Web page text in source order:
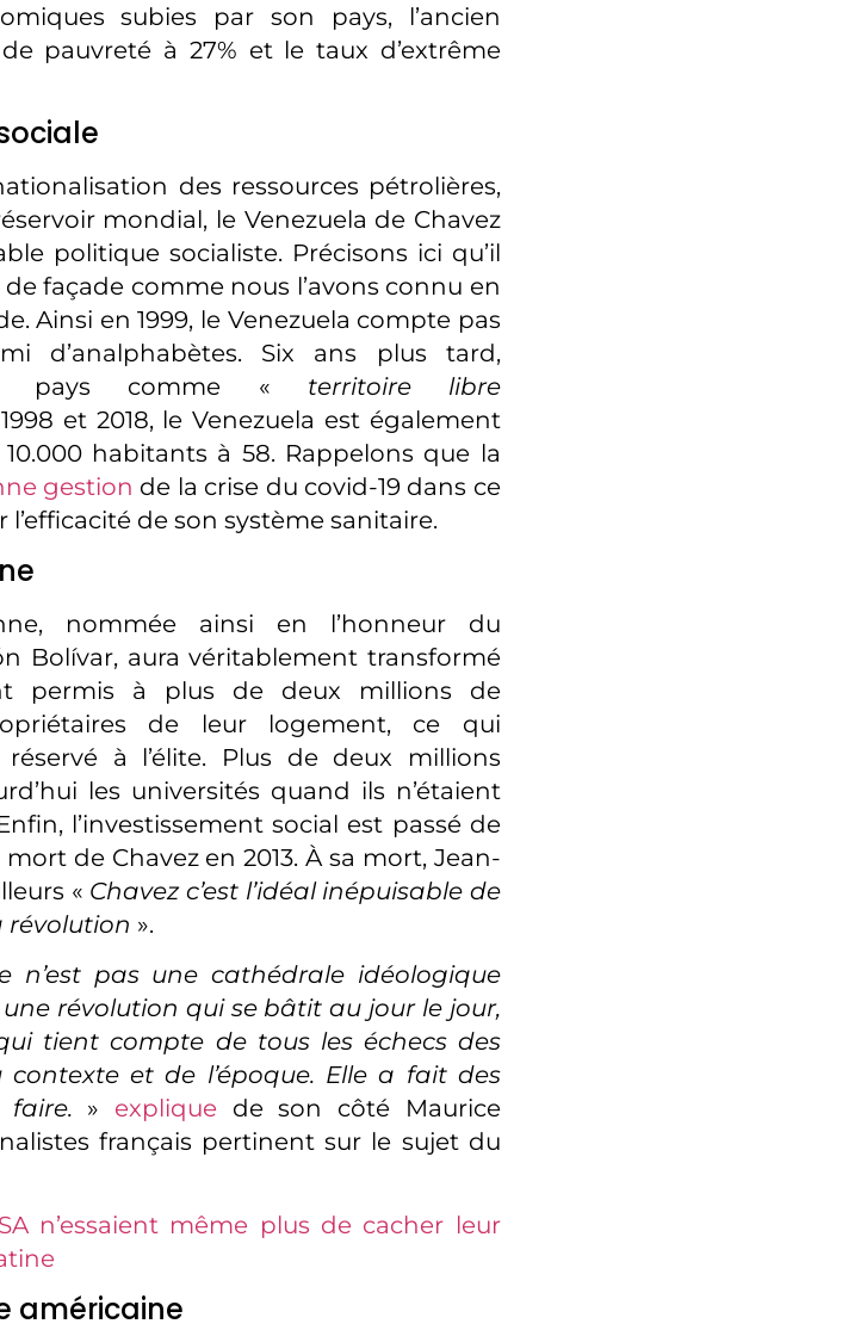
subies par son pays, l’ancien
pauvreté à 27% et le taux d’extrême
des ressources pétrolières,
mondial, le Venezuela de Chavez
politique socialiste. Précisons ici qu’il
de façade comme nous l’avons connu en
Ainsi en 1999, le Venezuela compte pas
d’analphabètes. Six ans plus tard,
le pays comme « territoire libre
et 2018, le Venezuela est également
habitants à 58. Rappelons que la
gestion de la crise du covid-19 dans ce
l’efficacité de son système sanitaire.
nommée ainsi en l’honneur du
Bolívar, aura véritablement transformé
permis à plus de deux millions de
de leur logement, ce qui
à l’élite. Plus de deux millions
les universités quand ils n’étaient
l’investissement social est passé de
mort de Chavez en 2013. À sa mort, Jean-
« Chavez c’est l’idéal inépuisable de
révolution ».
n’est pas une cathédrale idéologique
une révolution qui se bâtit au jour le jour,
tient compte de tous les échecs des
contexte et de l’époque. Elle a fait des
» explique de son côté Maurice
français pertinent sur le sujet du
n’essaient même plus de cacher leur
américaine